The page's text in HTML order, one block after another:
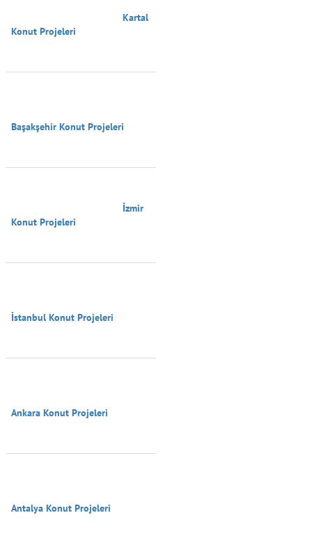
Konut Projeleri
Başakşehir Konut Projeleri
Konut Projeleri
İstanbul Konut Projeleri
Ankara Konut Projeleri
Antalya Konut Projeleri